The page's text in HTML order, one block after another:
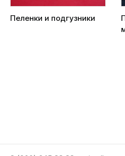
Пеленки и подгузники